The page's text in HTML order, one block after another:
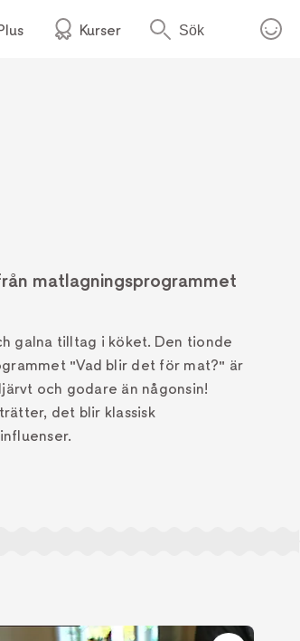
Kurser Sök
matlagningsprogrammet
galna tilltag i köket. Den tionde
"Vad blir det för mat?" är
och godare än någonsin!
det blir klassisk